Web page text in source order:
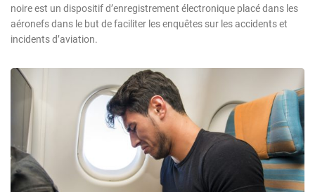
noire est un dispositif d’enregistrement électronique placé dans les
aéronefs dans le but de faciliter les enquêtes sur les accidents et
incidents d’aviation.